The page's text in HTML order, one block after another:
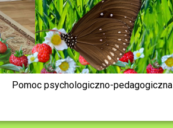
Pomoc psychologiczno-pedagogiczna